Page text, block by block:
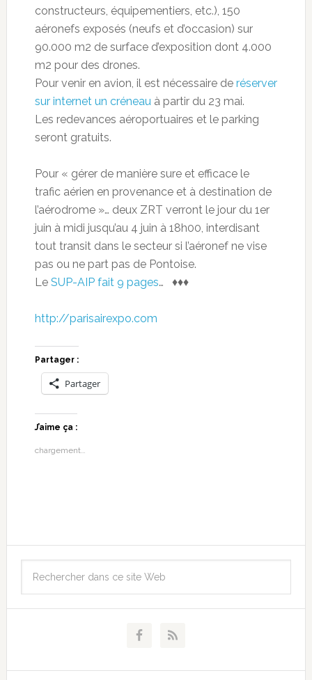
constructeurs, équipementiers, etc.), 150
aéronefs exposés (neufs et d’occasion) sur
90.000 m2 de surface d’exposition dont 4.000
m2 pour des drones.
Pour venir en avion, il est nécessaire de réserver
sur internet un créneau à partir du 23 mai.
Les redevances aéroportuaires et le parking
seront gratuits.
Pour « gérer de manière sure et efficace le
trafic aérien en provenance et à destination de
l’aérodrome »… deux ZRT verront le jour du 1er
juin à midi jusqu’au 4 juin à 18h00, interdisant
tout transit dans le secteur si l’aéronef ne vise
pas ou ne part pas de Pontoise.
Le SUP-AIP fait 9 pages… ♦♦♦
http://parisairexpo.com
Partager :
Partager
J’aime ça :
chargement…